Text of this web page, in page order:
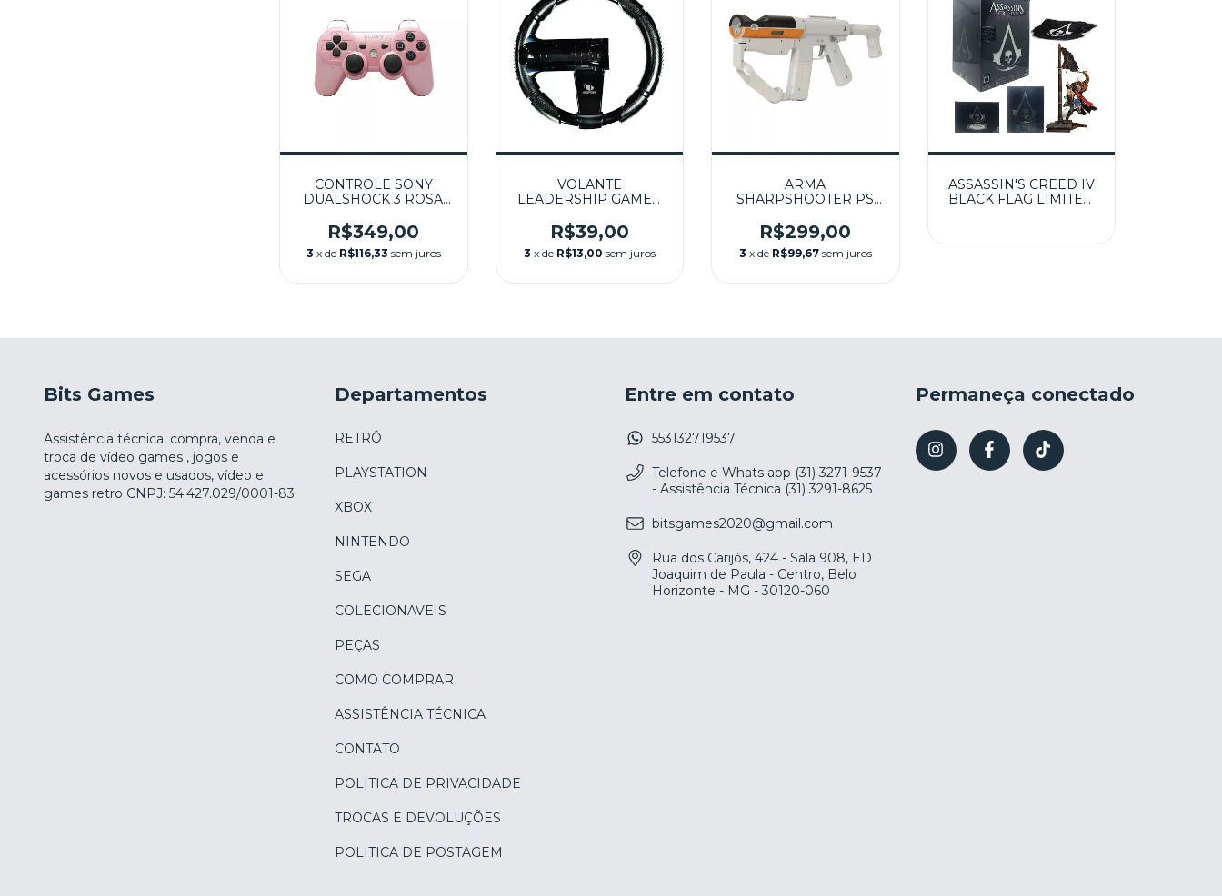
CONTROLE SONY
DUALSHOCK 3 ROSA
R$349,00
3 x de R$116,33 sem juros
VOLANTE
LEADERSHIP GAMER
R$39,00
3 x de R$13,00 sem juros
ARMA
SHARPSHOOTER PS
PS3
R$299,00
3 x de R$99,67 sem juros
ASSASSIN'S CREED IV
BLACK FLAG LIMITED
Bits Games
Assistência técnica, compra, venda e
troca de vídeo games , jogos e
acessórios novos e usados, vídeo e
games retro CNPJ: 54.427.029/0001-83
Departamentos
RETRÔ
PLAYSTATION
XBOX
NINTENDO
SEGA
COLECIONAVEIS
PEÇAS
COMO COMPRAR
ASSISTÊNCIA TÉCNICA
CONTATO
POLITICA DE PRIVACIDADE
TROCAS E DEVOLUÇÕES
POLITICA DE POSTAGEM
Entre em contato
553132719537
Telefone e Whats app (31) 3271-9537
- Assistência Técnica (31) 3291-8625
bitsgames2020@gmail.com
Rua dos Carijós, 424 - Sala 908, ED
Joaquim de Paula - Centro, Belo
Horizonte - MG - 30120-060
Permaneça conectado